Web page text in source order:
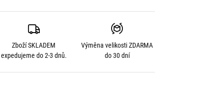
Zboží SKLADEM
expedujeme do 2-3 dnů.
Výměna velikostiZDARMA
do 30 dní